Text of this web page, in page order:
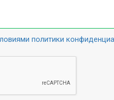
политики